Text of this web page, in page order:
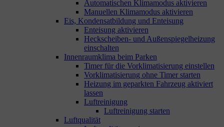
Automatischen Klimamodus aktivieren
Manuellen Klimamodus aktivieren
Eis, Kondensatbildung und Enteisung
Enteisung aktivieren
Heckscheiben- und Außenspiegelheizung
einschalten
Innenraumklima beim Parken
Timer für die Vorklimatisierung einstellen
Vorklimatisierung ohne Timer starten
Heizung im geparkten Fahrzeug aktiviert
lassen
Luftreinigung
Luftreinigung starten
Luftqualität